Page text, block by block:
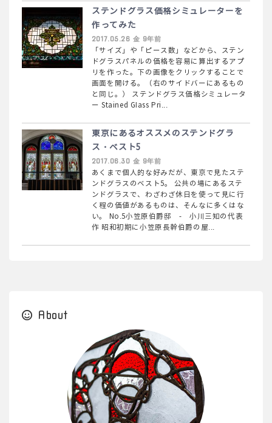
ステンドグラス価格シミュレーターを
作ってみた
2017.05.26 金 9年前
「サイズ」や「ピース数」などから、ステン
ドグラスパネルの価格を容易に算出するアプ
リを作った。下の画像をクリックすることで
画面を開ける。（右のサイドバーにあるもの
と同じ。） ステンドグラス価格シミュレータ
ー Stained Glass Pri...
東京にあるオススメのステンドグラ
ス・ベスト5
2017.06.30 金 9年前
あくまで個人的な好みだが、東京で見たステ
ンドグラスのベスト5。 公共の場にあるステ
ンドグラスで、わざわざ休日を使って見に行
く程の価値があるものは、そんなに多くはな
い。 No.5小笠原伯爵邸 - 小川三知の代表
作 昭和初期に小笠原長幹伯爵の屋...
About